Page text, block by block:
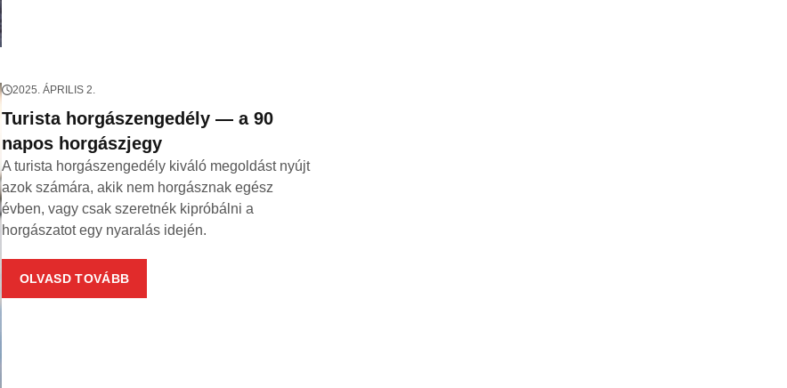
2025. ÁPRILIS 2.
Turista horgászengedély — a 90
napos horgászjegy
A turista horgászengedély kiváló megoldást nyújt
azok számára, akik nem horgásznak egész
évben, vagy csak szeretnék kipróbálni a
horgászatot egy nyaralás idején.
OLVASD TOVÁBB